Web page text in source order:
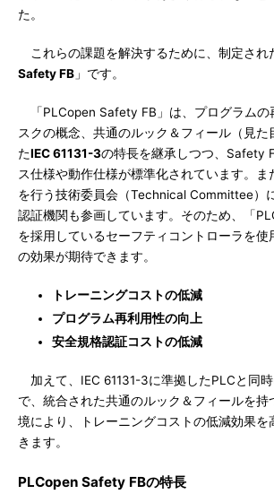
た。
これらの課題を解決するために、制定され
Safety FB 」です。
「PLCopen Safety FB」は、プログラムの
スクの概念、共通のルック＆フィール（見た
たIEC 61131-3の特長を継承しつつ、Safety
ス仕様や動作仕様が標準化されています。ま
を行う技術委員会（Technical Committee）
認証機関も参画しています。そのため、「
を採用しているセーフティコントローラを使
の効果が期待できます。
トレーニングコストの低減
プログラム再利用性の向上
安全規格認証コストの低減
加えて、IEC 61131-3に準拠したPLCと同
で、統合された共通のルック＆フィールを持
境により、トレーニングコストの低減効果を
きます。
PLCopen Safety FBの特長